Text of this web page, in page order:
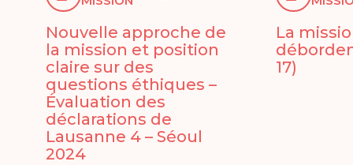
Nouvelle approche de
la mission et position
claire sur des
questions éthiques –
Évaluation des
déclarations de
Lausanne 4 – Séoul
2024
La
17)